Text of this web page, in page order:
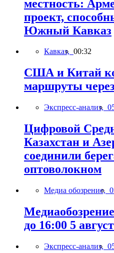
местность:
проект,
Южный Кавказ
Кавказ, 00:32
США и Китай
маршруты
Экспресс-анализ,
Цифровой
Казахстан и
соединили
оптоволокном
Медиа обозрение,
до 16:00 5
Экспресс-анализ,